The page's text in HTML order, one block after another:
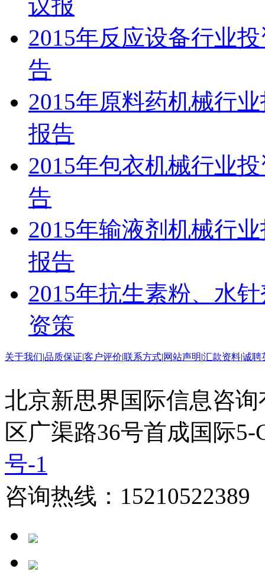
议报
2015年反应设备行业
告
2015年原料药机械行
报告
2015年包衣机械行业
告
2015年输液剂机械行
报告
2015年抗生素粉、水
资策
关于我们|品质保证|客户评价|联系方式|网站声明|汇款资料|诚聘
北京新思界国际信息咨
区广渠路36号首成国际
号-1
咨询热线：